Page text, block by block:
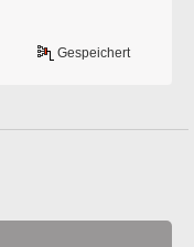
Gespeichert